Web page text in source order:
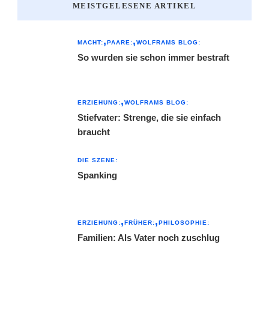
MEISTGELESENE ARTIKEL
MACHT: PAARE: WOLFRAMS BLOG:
So wurden sie schon immer bestraft
ERZIEHUNG: WOLFRAMS BLOG:
Stiefvater: Strenge, die sie einfach
braucht
DIE SZENE:
Spanking
ERZIEHUNG: FRÜHER: PHILOSOPHIE:
Familien: Als Vater noch zuschlug